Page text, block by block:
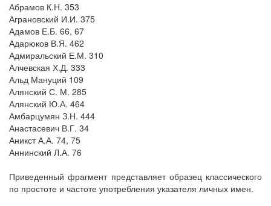
Абрамов К.Н. 353
Аграновский И.И. 375
Адамов Е.Б. 66, 67
Адарюков В.Я. 462
Адмиральский Е.М. 310
Алчевская Х.Д. 333
Альд Мануций 109
Алянский С. М. 285
Алянский Ю.А. 464
Амбарцумян З.Н. 444
Анастасевич В.Г. 34
Аникст А.А. 74, 75
Аннинский Л.А. 76
Приведенный фрагмент представляет образец классического
по простоте и частоте употребления указателя личных имен.